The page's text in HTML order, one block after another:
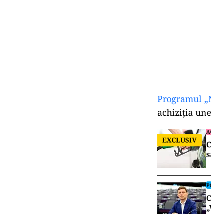
Programul
achiziția
EXCLUSIV